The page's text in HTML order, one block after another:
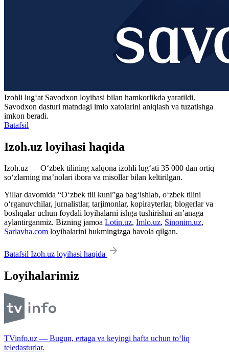
Izohli lugʻat Savodxon loyihasi bilan hamkorlikda yaratildi.
Savodxon dasturi matndagi imlo xatolarini aniqlash va tuzatishga
imkon beradi.
Batafsil
Izoh.uz loyihasi haqida
Izoh.uz — O‘zbek tilining xalqona izohli lug‘ati 35 000 dan ortiq
so‘zlarning ma’nolari ibora va misollar bilan keltirilgan.
Yillar davomida “O‘zbek tili kuni”ga bag‘ishlab, o‘zbek tilini
o‘rganuvchilar, jurnalistlar, tarjimonlar, kopirayterlar, blogerlar va
boshqalar uchun foydali loyihalarni ishga tushirishni an’anaga
aylantirganmiz. Bizning jamoa Lotin.uz, Imlo.uz, Sinonim.uz,
Sarlavha.com loyihalarini hukmingizga havola qilgan.
Batafsil Izoh.uz loyihasi haqida
Loyihalarimiz
TVinfo.uz — Bugun, ertaga va keyingi hafta uchun to‘liq
teledasturlar.